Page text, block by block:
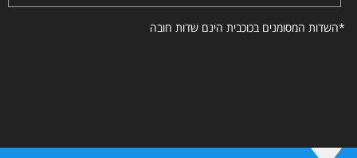
*השדות המסומנים בכוכבית הינם שדות חובה